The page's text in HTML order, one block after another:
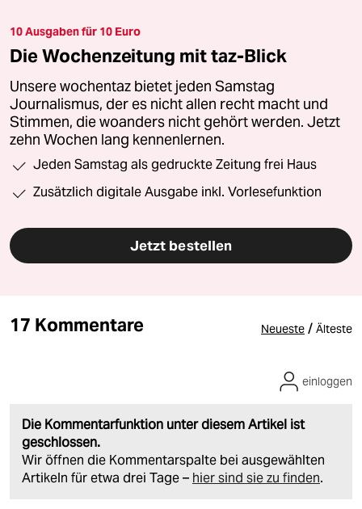
10 Ausgaben für 10 Euro
Die Wochenzeitung mit taz-Blick
Unsere wochentaz bietet jeden Samstag
Journalismus, der es nicht allen recht macht und
Stimmen, die woanders nicht gehört werden. Jetzt
zehn Wochen lang kennenlernen.
Jeden Samstag als gedruckte Zeitung frei Haus
Zusätzlich digitale Ausgabe inkl. Vorlesefunktion
Jetzt bestellen
17 Kommentare Neueste / Älteste
Die Kommentarfunktion unter diesem Artikel ist
geschlossen.
Wir öffnen die Kommentarspalte bei ausgewählten
Artikeln für etwa drei Tage – hier sind sie zu finden.
einloggen